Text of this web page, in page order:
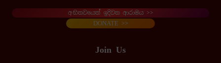
අභිනවයෙන් ඉදිවන ආරාමය >>
DONATE >>
Join Us